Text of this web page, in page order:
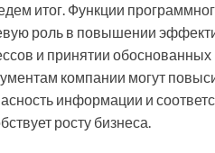
итог. Функции
роль в повышении
и принятии
компании могут
информации и
росту бизнеса.